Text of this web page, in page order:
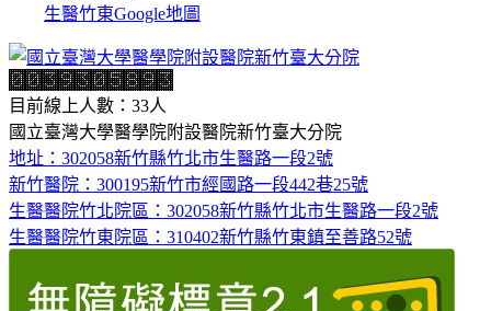
生醫竹東Google地圖
目前線上人數：33人
國立臺灣大學醫學院附設醫院新竹臺大分院
地址：302058新竹縣竹北市生醫路一段2號
新竹醫院：300195新竹市經國路一段442巷25號
生醫醫院竹北院區：302058新竹縣竹北市生醫路一段2號
生醫醫院竹東院區：310402新竹縣竹東鎮至善路52號